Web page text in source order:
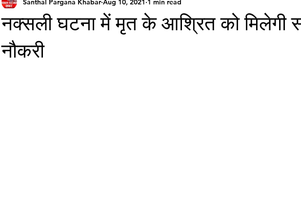
नक्सली घटना में मृत के आश्रित को मिलेगी
नौकरी